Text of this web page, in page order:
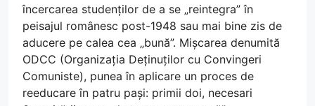
încercarea studenților de a se „reintegra” în
peisajul românesc post-1948 sau mai bine zis de
aducere pe calea cea „bună”. Mișcarea denumită
ODCC (Organizația Deținuților cu Convingeri
Comuniste), punea în aplicare un proces de
reeducare în patru pași: primii doi, necesari